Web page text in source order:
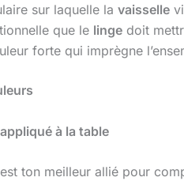
sur laquelle la vaisselle
que le linge doit
forte qui imprègne
à la table
ton meilleur allié pour